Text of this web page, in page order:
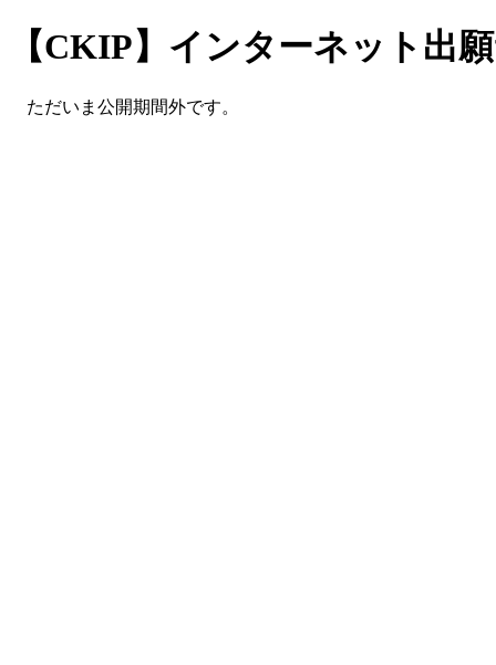
【CKIP】インターネット出
ただいま公開期間外です。